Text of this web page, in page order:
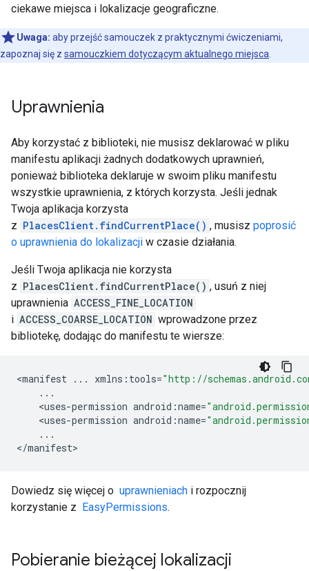
ciekawe miejsca i lokalizacje geograficzne.
Uwaga: aby przejść samouczek z praktycznymi ćwiczeniami,
zapoznaj się z samouczkiem dotyczącym aktualnego miejsca
Uprawnienia
Aby korzystać z biblioteki, nie musisz deklarować w pliku
manifestu aplikacji żadnych dodatkowych uprawnień,
ponieważ biblioteka deklaruje w swoim pliku manifestu
wszystkie uprawnienia, z których korzysta. Jeśli jednak
Twoja aplikacja korzysta
z PlacesClient.findCurrentPlace() , musisz poprosić
o uprawnienia do lokalizacji w czasie działania.
Jeśli Twoja aplikacja nie korzysta
z PlacesClient.findCurrentPlace() , usuń z niej
uprawnienia ACCESS_FINE_LOCATION
i ACCESS_COARSE_LOCATION wprowadzone przez
bibliotekę, dodając do manifestu te wiersze:
<manifest ... xmlns : tools="http://
...
<uses-permission android :name=
<uses-permission android :name=
...
</manifest>
Dowiedz się więcej o uprawnieniach i rozpocznij
korzystanie z EasyPermissions.
Pobieranie bieżącej lokalizacji